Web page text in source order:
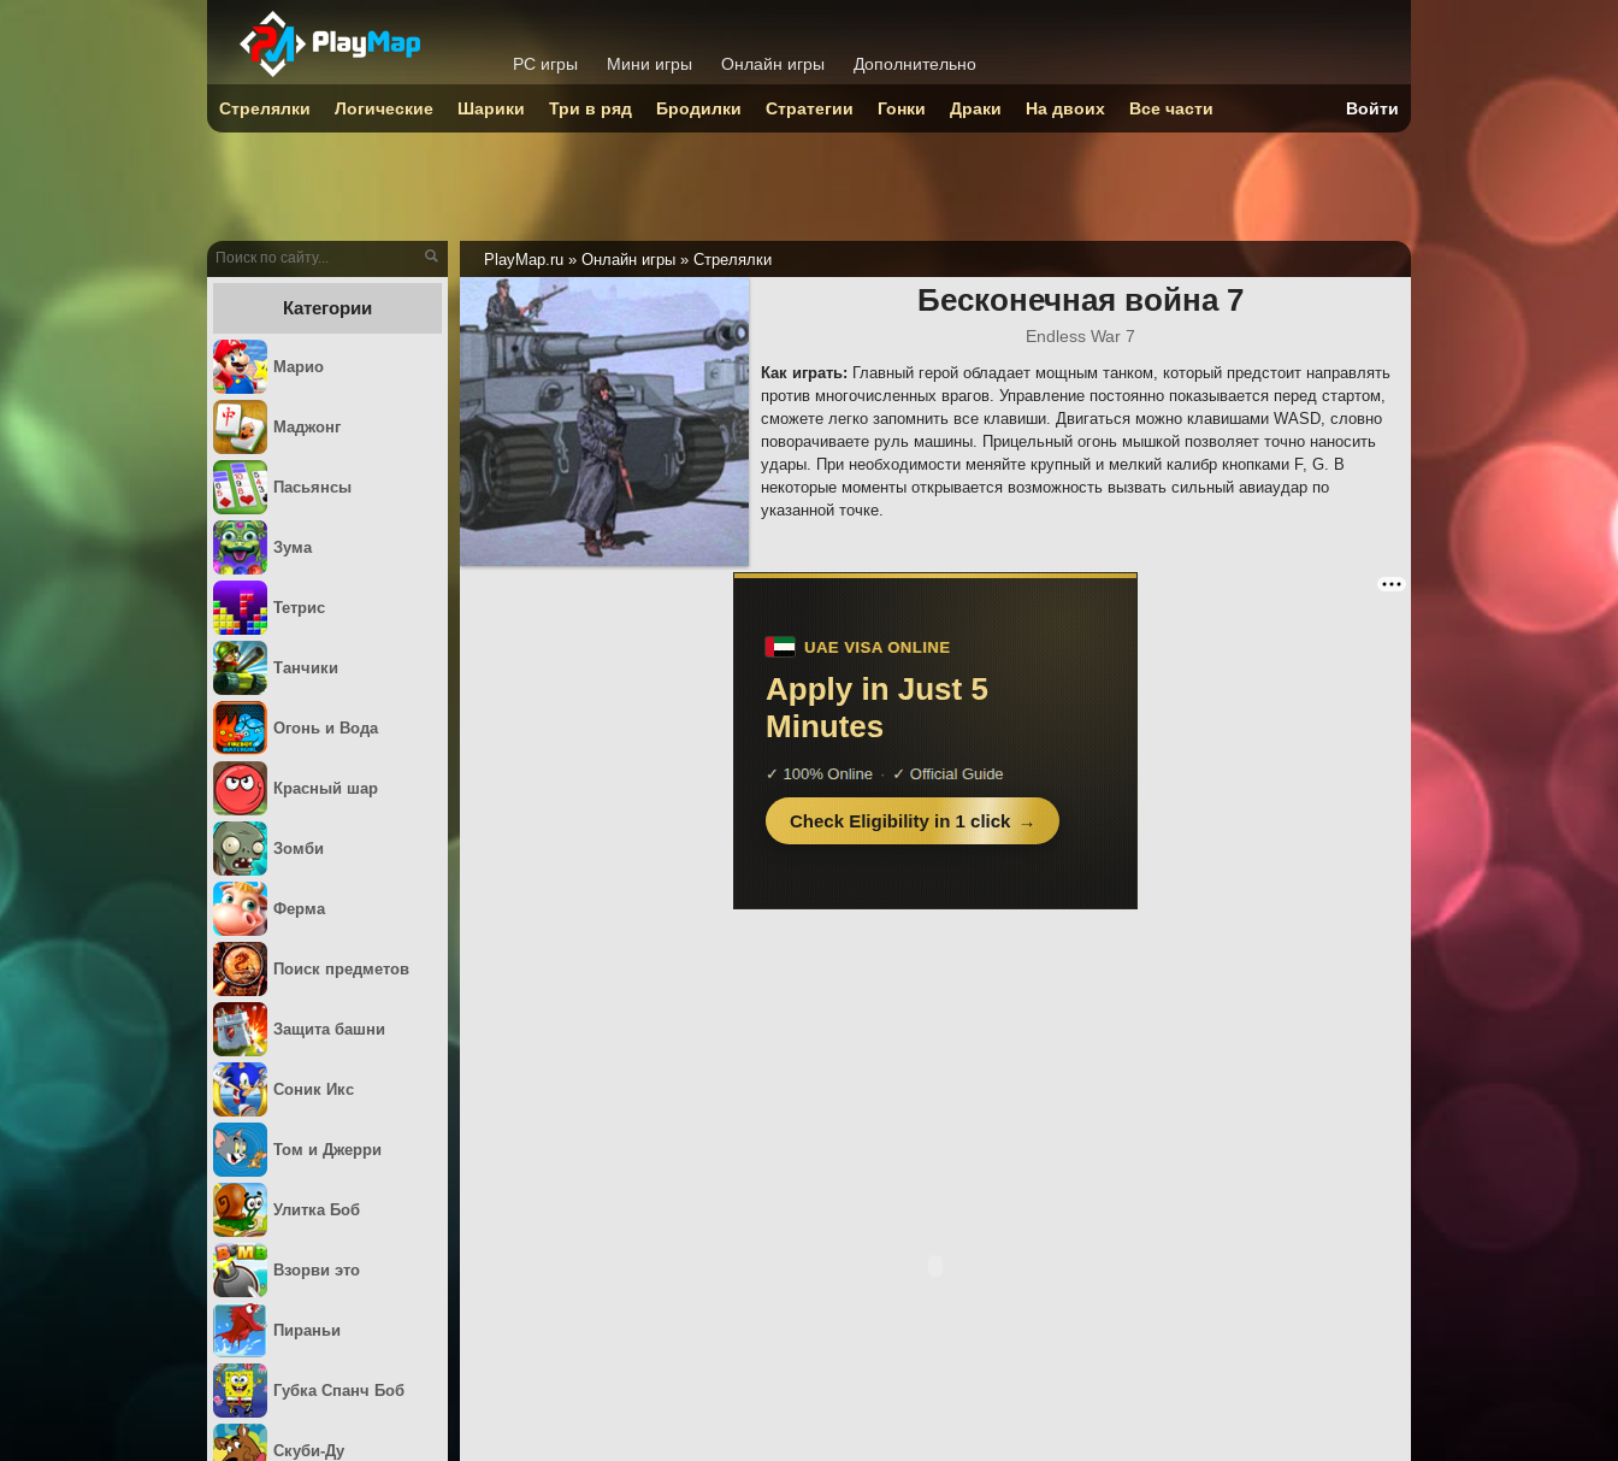
PlayMap.ru » Онлайн игры » Стрелялки
Бесконечная война 7
Endless War 7
Как играть: Главный герой обладает мощным танком, который предстоит направлять
против многочисленных врагов. Управление постоянно показывается перед стартом,
сможете легко запомнить все клавиши. Двигаться можно клавишами WASD, словно
поворачиваете руль машины. Прицельный огонь мышкой позволяет точно наносить
удары. При необходимости меняйте крупный и мелкий калибр кнопками F, G. В
некоторые моменты открывается возможность вызвать сильный авиаудар по
указанной точке.
Категории
Марио
Маджонг
Пасьянсы
Зума
Тетрис
Танчики
Огонь и Вода
Красный шар
Зомби
Ферма
Поиск предметов
Защита башни
Соник Икс
Том и Джерри
Улитка Боб
Взорви это
Пираньи
Губка Спанч Боб
Скуби-Ду
PC игры Мини игры Онлайн игры Дополнительно
Стрелялки Логические Шарики Три в ряд Бродилки Стратегии Гонки Драки На двоих Все части Войти